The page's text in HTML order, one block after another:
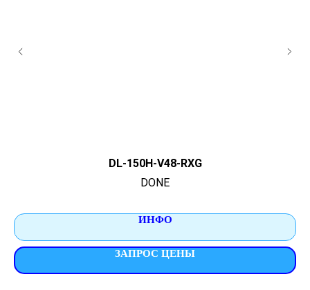
DL-150H-V48-RXG
DONE
ИНФО
ЗАПРОС ЦЕНЫ